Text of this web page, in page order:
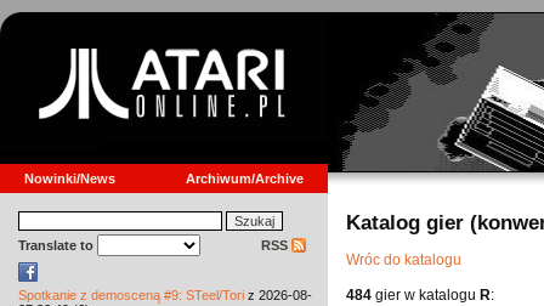
Nowinki/News Archiwum/Archive
Translate to RSS
Spotkanie z demosceną #9: STeel/Tori z 2026-08-
Katalog gier
Wróc do katalogu
484 gier w katalogu R: